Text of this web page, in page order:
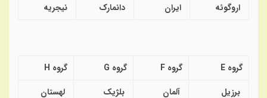
اروگوئه
ایران دانمارک نیجریه
گروه گروه گروه گروه
برزیل
آلمان بلژیک
لهستان